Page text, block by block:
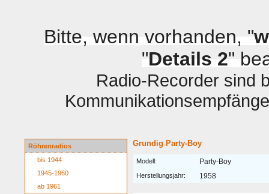
Bitte, wenn vorhanden, "
"Details 2"
Radio-Recorder sind
Röhrenradios
bis 1944
1945-1960
ab 1961
Grundig Party-Boy
Modell: Party-Boy
Herstellungsjahr: 1958